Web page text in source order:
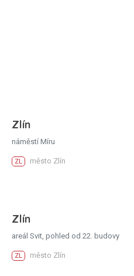
Zlín
náměstí Míru
ZL město Zlín
Zlín
areál Svit, pohled od 22. budovy
ZL město Zlín